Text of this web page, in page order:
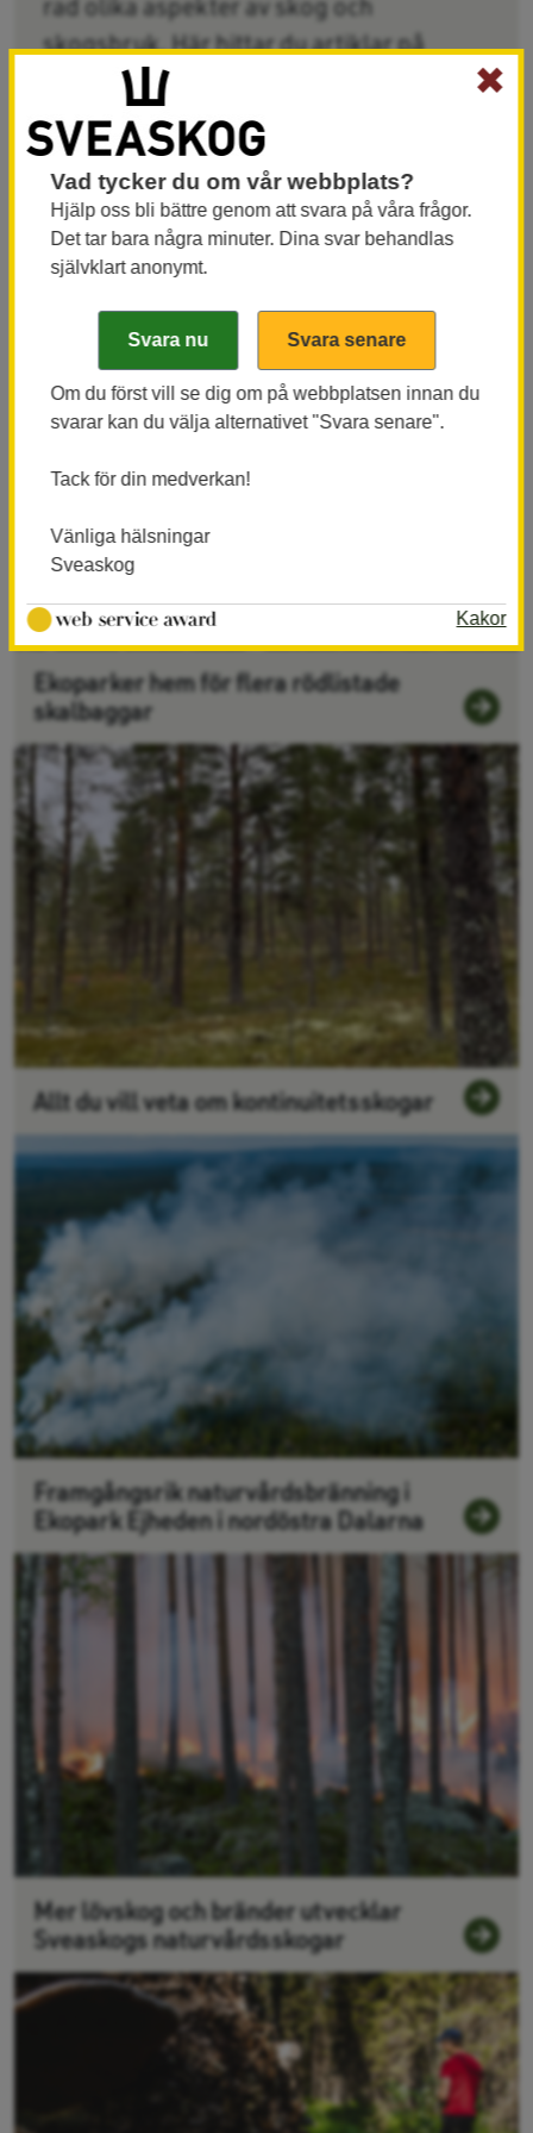
skogsbruk. Här hittar du artiklar på
ämnet Naturvård.
Vill du utforska fler ämnen?
Skogen på djupet.
Innehåll taggat med: Naturvård
Ekoparker hem för flera rödlistade
skalbaggar
Allt du vill veta om kontinuitetsskogar
Framgångsrik naturvårdsbränning i
Ekopark Ejheden i nordöstra Dalarna
Mer lövskog och bränder utvecklar
Sveaskogs naturvårdsskogar
✖
Vad tycker du om vår webbplats?
Hjälp oss bli bättre genom att svara på våra frågor.
Det tar bara några minuter. Dina svar behandlas
självklart anonymt.
Om du först vill se dig om på webbplatsen innan du
svarar kan du välja alternativet "Svara senare".
Tack för din medverkan!
Vänliga hälsningar
Sveaskog
Kakor